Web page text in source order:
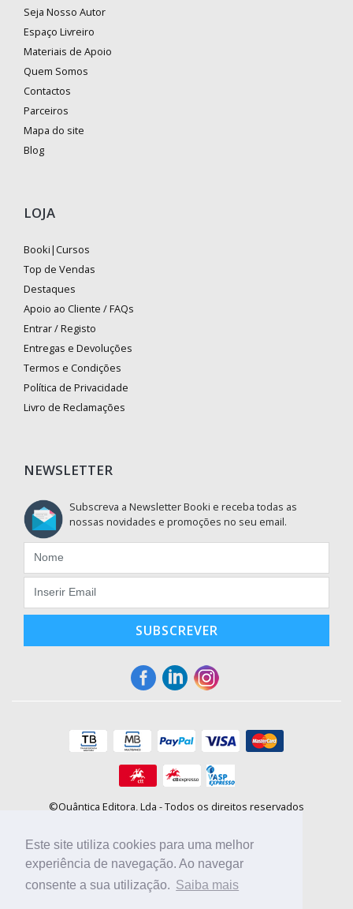
Este site utiliza cookies para uma melhor
experiência de navegação. Ao navegar
consente a sua utilização. Saiba mais
Seja Nosso Autor
Espaço Livreiro
Materiais de Apoio
Quem Somos
Contactos
Parceiros
Mapa do site
Blog
LOJA
Booki|Cursos
Top de Vendas
Destaques
Apoio ao Cliente / FAQs
Entrar / Registo
Entregas e Devoluções
Termos e Condições
Política de Privacidade
Livro de Reclamações
NEWSLETTER
Subscreva a Newsletter Booki e receba todas as
nossas novidades e promoções no seu email.
SUBSCREVER
©Quântica Editora, Lda - Todos os direitos reservados
E-mail: info@booki.pt
Tel.: +351 220 104 872(custo de chamada para a rede fixa